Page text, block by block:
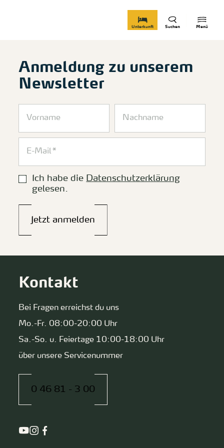
Menü
Suchen
Unterkunft
Anmeldung zu unserem
Newsletter
Ich habe die Datenschutzerklärung
gelesen.
Jetzt anmelden
Kontakt
Bei Fragen erreichst du uns
Mo.-Fr. 08:00-20:00 Uhr
Sa.-So. u. Feiertage 10:00-18:00 Uhr
über unsere Servicenummer
0 46 81 - 3 00